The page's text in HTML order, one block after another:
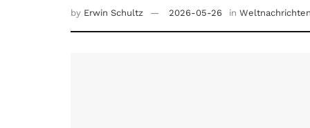
by Erwin Schultz 2026-05-26 in